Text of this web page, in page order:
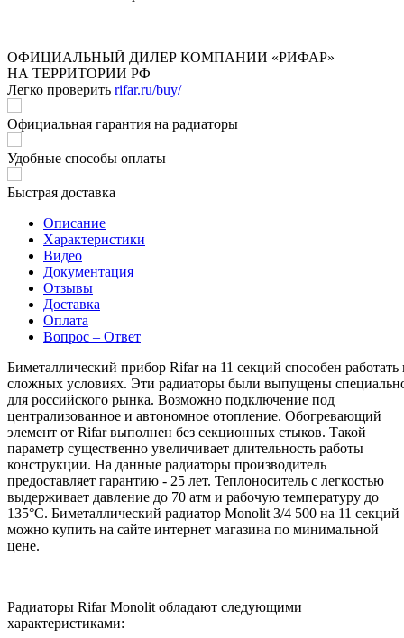
ОФИЦИАЛЬНЫЙ ДИЛЕР КОМПАНИИ «РИФАР»
НА ТЕРРИТОРИИ РФ
Легко проверить rifar.ru/buy/
Официальная гарантия на радиаторы
Удобные способы оплаты
Быстрая доставка
Описание
Характеристики
Видео
Документация
Отзывы
Доставка
Оплата
Вопрос – Ответ
Биметаллический прибор Rifar на 11 секций способен работать
сложных условиях. Эти радиаторы были выпущены
для российского рынка. Возможно подключение под
централизованное и автономное отопление. Обогревающий
элемент от Rifar выполнен без секционных стыков. Такой
параметр существенно увеличивает длительность работы
конструкции. На данные радиаторы производитель
предоставляет гарантию - 25 лет. Теплоноситель с легкостью
выдерживает давление до 70 атм и рабочую температуру до
135°С. Биметаллический радиатор Monolit 3/4 500 на 11 секций
можно купить на сайте интернет магазина по минимальной
цене.
Радиаторы Rifar Monolit обладают следующими
характеристиками: